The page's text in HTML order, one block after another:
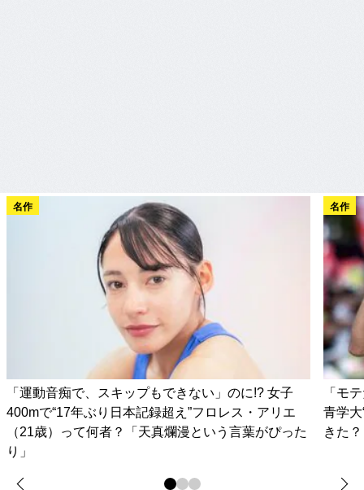
名作
「運動音痴で、スキップもできない」のに!? 女子
400mで“17年ぶり日本記録超え”フロレス・アリエ
（21歳）って何者？「天真爛漫という言葉がぴった
り」
名作
「モ
青学
きた